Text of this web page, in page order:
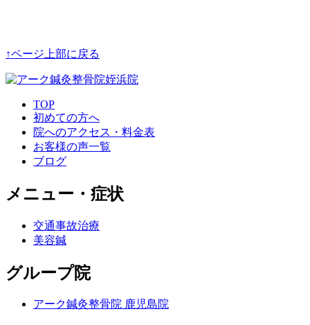
↑ページ上部に戻る
TOP
初めての方へ
院へのアクセス・料金表
お客様の声一覧
ブログ
メニュー・症状
交通事故治療
美容鍼
グループ院
アーク鍼灸整骨院 鹿児島院